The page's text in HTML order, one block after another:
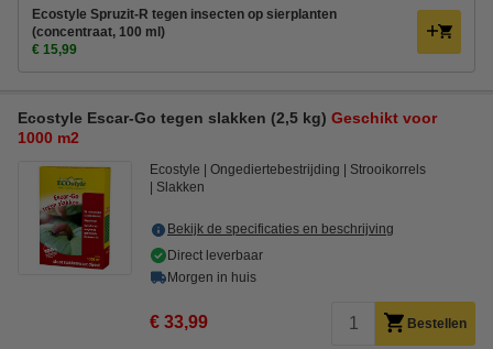
Ecostyle Spruzit-R tegen insecten op sierplanten
(concentraat, 100 ml)
€ 15,99
Ecostyle Escar-Go tegen slakken (2,5 kg) Geschikt voor
1000 m2
Ecostyle Ongediertebestrijding
Strooikorrels
Slakken
Bekijk de specificaties en beschrijving
Direct leverbaar
Morgen in huis
€ 33,99 Bestellen